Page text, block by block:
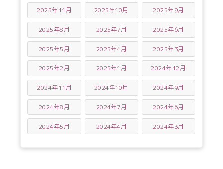
2025年11月 2025年10月 2025年9月
2025年8月 2025年7月 2025年6月
2025年5月 2025年4月 2025年3月
2025年2月 2025年1月 2024年12月
2024年11月 2024年10月 2024年9月
2024年8月 2024年7月 2024年6月
2024年5月 2024年4月 2024年3月